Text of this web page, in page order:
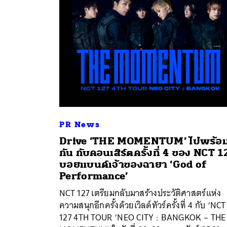
PR News
Drive ‘THE MOMENTUM’ ไปพร้อ
กัน กับคอนเสิร์ตครั้งที่ 4 ของ NCT
บอยแบนด์เจ้าของฉายา ‘God of
Performance’
NCT 127 เตรียมกลับมาสร้างประวัติศาสตร์แห่ง
ความสนุกอีกครั้งด้วยเวิลด์ทัวร์ครั้งที่ 4 กับ ‘NCT
127 4TH TOUR ‘NEO CITY : BANGKOK – THE